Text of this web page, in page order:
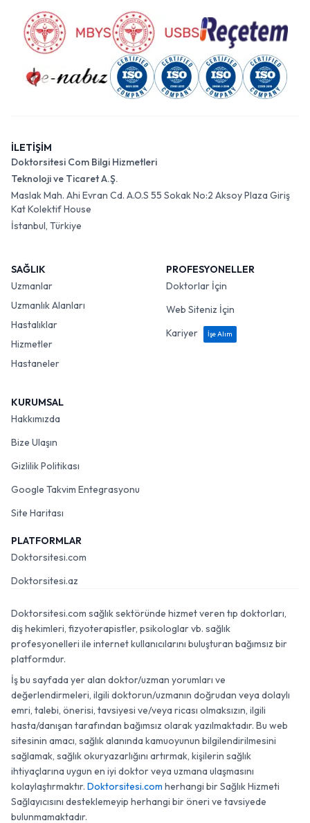
İLETİŞİM
Doktorsitesi Com Bilgi Hizmetleri
Teknoloji ve Ticaret A.Ş.
Maslak Mah. Ahi Evran Cd. A.O.S 55 Sokak No:2 Aksoy Plaza Giriş
Kat Kolektif House
İstanbul, Türkiye
SAĞLIK
Uzmanlar
Uzmanlık Alanları
Hastalıklar
Hizmetler
Hastaneler
PROFESYONELLER
Doktorlar İçin
Web Siteniz İçin
Kariyer
İşe Alım
KURUMSAL
Hakkımızda
Bize Ulaşın
Gizlilik Politikası
Google Takvim Entegrasyonu
Site Haritası
PLATFORMLAR
Doktorsitesi.com
Doktorsitesi.az
Doktorsitesi.com sağlık sektöründe hizmet veren tıp doktorları,
diş hekimleri, fizyoterapistler, psikologlar vb. sağlık
profesyonelleri ile internet kullanıcılarını buluşturan bağımsız bir
platformdur.
İş bu sayfada yer alan doktor/uzman yorumları ve
değerlendirmeleri, ilgili doktorun/uzmanın doğrudan veya dolaylı
emri, talebi, önerisi, tavsiyesi ve/veya ricası olmaksızın, ilgili
hasta/danışan tarafından bağımsız olarak yazılmaktadır. Bu web
sitesinin amacı, sağlık alanında kamuoyunun bilgilendirilmesini
sağlamak, sağlık okuryazarlığını artırmak, kişilerin sağlık
ihtiyaçlarına uygun en iyi doktor veya uzmana ulaşmasını
kolaylaştırmaktır. Doktorsitesi.com herhangi bir Sağlık Hizmeti
Sağlayıcısını desteklemeyip herhangi bir öneri ve tavsiyede
bulunmamaktadır.